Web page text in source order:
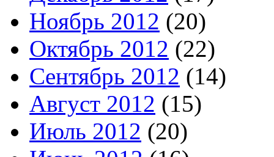
Ноябрь 2012 (20)
Октябрь 2012 (22)
Сентябрь 2012 (14)
Август 2012 (15)
Июль 2012 (20)